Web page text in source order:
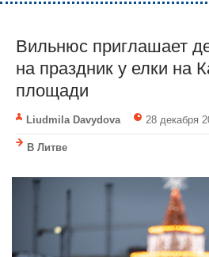
Вильнюс приглашает
на праздник у елки на
площади
Liudmila Davydova 28 декабря
В Литве